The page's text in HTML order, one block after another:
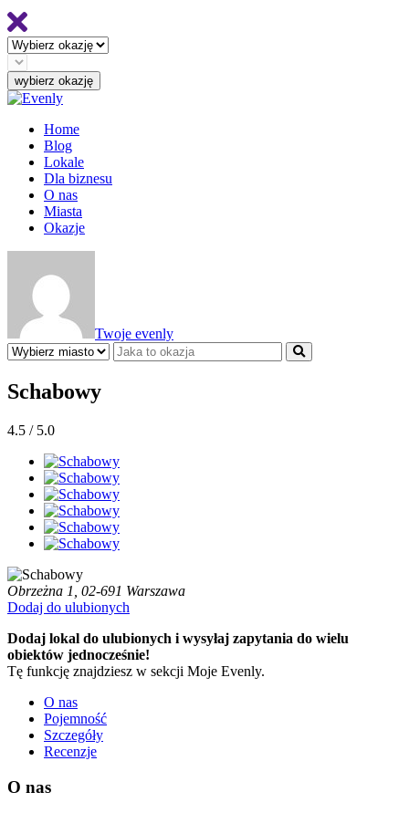
Home
Blog
Lokale
Dla biznesu
O nas
Miasta
Okazje
Twoje evenly
Schabowy
4.5 / 5.0
Obrzeżna 1, 02-691 Warszawa
Dodaj do ulubionych
Dodaj lokal do ulubionych i wysyłaj zapytania do wielu
obiektów jednocześnie!
Tę funkcję znajdziesz w sekcji Moje Evenly.
O nas
Pojemność
Szczegóły
Recenzje
O nas